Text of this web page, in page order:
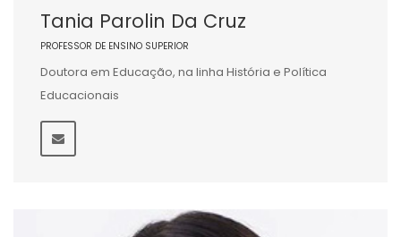
Tania Parolin Da Cruz
PROFESSOR DE ENSINO SUPERIOR
Doutora em Educação, na linha História e Política
Educacionais